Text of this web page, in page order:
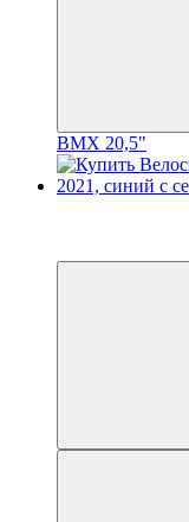
BMX 20,5"